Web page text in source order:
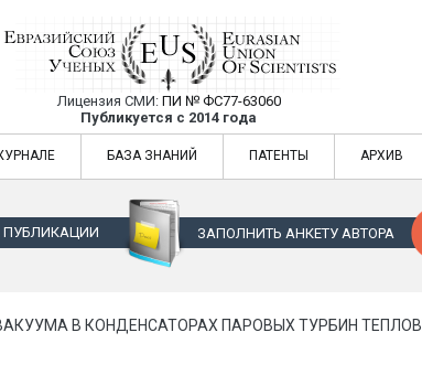
Союз Ученых —
Лицензия СМИ: ПИ № ФС77-63060
Публикуется с 2014 года
Союз Ученых — публикация научных статей в
БАЗА ЗНАНИЙ ПАТЕНТЫ АРХИВ
ПУБЛИКАЦИИ ЗАПОЛНИТЬ АНКЕТУ АВТОРА
В КОНДЕНСАТОРАХ ПАРОВЫХ ТУРБИН